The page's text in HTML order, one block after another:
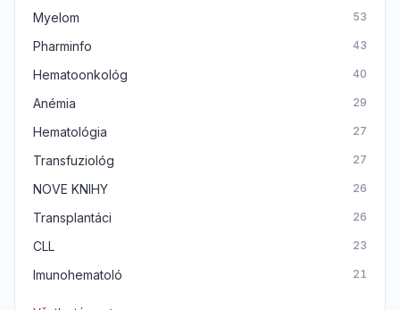
Myelom 53
Pharminfo 43
Hematoonkológ 40
Anémia 29
Hematológia 27
Transfuziológ 27
NOVE KNIHY 26
Transplantáci 26
CLL 23
Imunohematoló 21